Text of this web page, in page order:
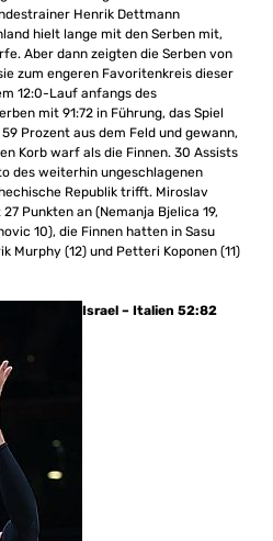
Henrik Dettmann
hielt lange mit den Serben mit,
Aber dann zeigten die Serben von
zum engeren Favoritenkreis dieser
12:0-Lauf anfangs des
mit 91:72 in Führung, das Spiel
Prozent aus dem Feld und gewann,
Korb warf als die Finnen. 30 Assists
des weiterhin ungeschlagenen
Republik trifft. Miroslav
Punkten an (Nemanja Bjelica 19,
10), die Finnen hatten in Sasu
Murphy (12) und Petteri Koponen (11)
Israel – Italien 52:82